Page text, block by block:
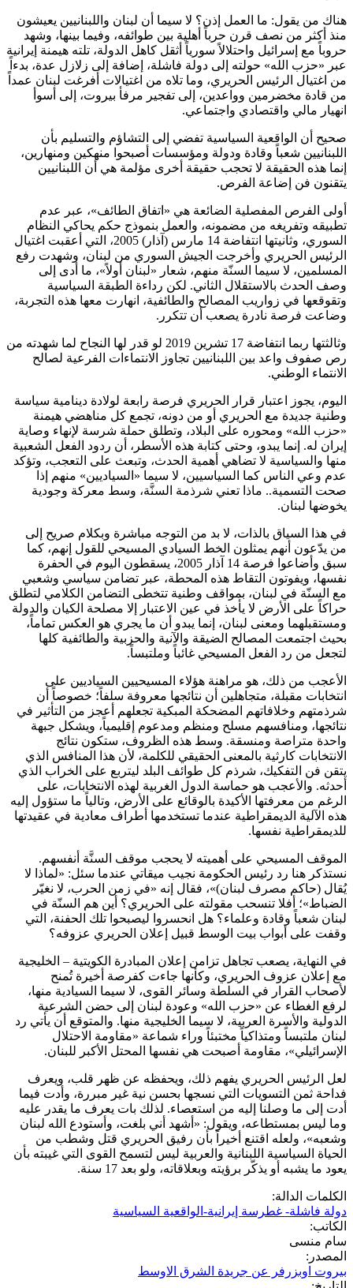
هناك من يقول: ما العمل إذن؟ لا سيما أن لبنان واللبنانيين يعيشون
منذ أكثر من نصف قرن حرباً أهلية بين طوائفه، وفيما بينها، وشهد
حروباً مع إسرائيل واحتلالاً سورياً أثقل كاهل الدولة، تلته هيمنة إيرانية
عبر «حزب الله» حولته إلى دولة فاشلة، إضافة إلى زلازل عدة، بدءاً
من اغتيال الرئيس الحريري، وما تلاه من اغتيالات أفرغت لبنان عمداً
من قادة مخضرمين وواعدين، إلى تفجير مرفأ بيروت، إلى أسوأ
انهيار مالي واقتصادي واجتماعي.
صحيح أن الواقعية السياسية تفضي إلى التشاؤم والتسليم بأن
اللبنانيين شعباً وقادة ودولة ومؤسسات أصبحوا منهكين ومنهارين،
إنما هذه الحقيقة لا تحجب حقيقة أخرى مؤلمة هي أن اللبنانيين
يتقنون فن إضاعة الفرص.
أولى الفرص المفصلية الضائعة هي «اتفاق الطائف»، عبر عدم
تطبيقه وتفريغه من مضمونه، والعمل بنموذج حكم يحاكي النظام
السوري، وثانيتها انتفاضة 14 مارس (آذار) 2005، التي أعقبت اغتيال
الرئيس الحريري وأخرجت الجيش السوري من لبنان، وشهدت رفع
المسلمين، لا سيما السنّة منهم، شعار «لبنان أولاً»، ما أدى إلى
وصف الحدث بالاستقلال الثاني. لكن رداءة الطبقة السياسية
وتقوقعها في زواريب المصالح والطائفية، انهارت معها هذه التجربة،
وضاعت فرصة نادرة يصعب أن تتكرر.
وثالثتها ربما انتفاضة 17 تشرين 2019 لو قدر لها النجاح لما شهدته من
رص صفوف واعد بين اللبنانيين تجاوز الانتماءات الفرعية لصالح
الانتماء الوطني.
اليوم، يجوز اعتبار قرار الحريري فرصة رابعة لولادة دينامية سياسة
وطنية جديدة مع الحريري أو من دونه، تجمع كل مناهضي هيمنة
«حزب الله» ومحوره على البلاد، وتطلق حملة شرسة لإنهاء وصاية
إيران له. إنما يبدو، وحتى كتابة هذه الأسطر، أن ردود الفعل الشعبية
منها والسياسية لا تضاهي أهمية الحدث، وتبعث على التعجب، وتؤكد
عدم وعي الناس كما السياسيين، لا سيما «السياديين» منهم إذا
صحت التسمية.. ماذا تعني شرذمة السنَّة، وسط معركة وجودية
يخوضها لبنان.
في هذا السياق بالذات، لا بد من التوجه مباشرة وبكلام صريح إلى
من يدّعون أنهم يمثلون الخط السيادي المسيحي للقول إنهم، كما
سبق وأضاعوا فرصة 14 آذار 2005، يسقطون اليوم في الحفرة
نفسها، ويفوتون التقاط هذه المحطة، عبر تضامن سياسي وشعبي
مع السنّة في لبنان، بمواقف وطنية تتخطى التضامن الكلامي لتطلق
حراكاً على الأرض لا يأخذ في عين الاعتبار إلا مصلحة الكيان والدولة
ومستقبلهما ومعنى لبنان، إنما يبدو أن ما يجري هو العكس تماماً،
بحيث اجتمعت المصالح الضيقة والآنية والحزبية والطائفية كلها
لتجعل من رد الفعل المسيحي غائباً وملتبساً.
الأعجب من ذلك، هو مراهنة هؤلاء المسيحيين السياديين على
انتخابات مقبلة، متجاهلين أن نتائجها معروفة سلفاً؛ خصوصاً أن
شرذمتهم وخلافاتهم المضحكة المبكية تجعلهم أعجز من التأثير في
نتائجها، ومنافسهم مسلح ومنظم ومدعوم إقليمياً، ويشكل جبهة
واحدة متراصة ومنسقة. وسط هذه الظروف، ستكون نتائج
الانتخابات كارثية بالمعنى الحقيقي للكلمة، لأن هذا المنافس الذي
يتقن فن التفكيك، شرذم كل طوائف البلد ليتربع على الخراب الذي
أحدثه. والأعجب هو حماسة الدول الغربية لهذه الانتخابات، على
الرغم من معرفتها الأكيدة بالوقائع على الأرض، وتالياً ما ستؤول إليه
هذه الآلية الديمقراطية عندما تستخدمها أطراف معادية في عقيدتها
للديمقراطية نفسها.
الموقف المسيحي على أهميته لا يحجب موقف السنَّة أنفسهم.
نستذكر هنا رد رئيس الحكومة نجيب ميقاتي عندما سئل: «لماذا لا
يُقال (حاكم مصرف لبنان)»، فقال إنه «في زمن الحرب، لا نغيّر
الضباط»؛ أفلا تنسحب مقولته على الحريري؟ أين هم السنّة في
لبنان شعباً وقادة وعلماء؟ هل انحسروا ليصبحوا تلك الحفنة، التي
وقفت على أبواب بيت الوسط قبيل إعلان الحريري عزوفه؟
في النهاية، يصعب تجاهل تزامن إعلان المبادرة الكويتية – الخليجية
مع إعلان عزوف الحريري، وكأنها جاءت كفرصة أخيرة تُمنح
لأصحاب القرار في السلطة وسائر القوى، لا سيما السيادية منها،
لرفع الغطاء عن «حزب الله» وعودة لبنان إلى حضن الشرعية
الدولية والأسرة العربية، لا سيما الخليجية منها. والمتوقع أن يأتي رد
لبنان ملتبساً ومتذاكياً مختبئاً وراء شماعة «مقاومة الاحتلال
الإسرائيلي»، مقاومة أصبحت هي نفسها المحتل الأكبر للبنان.
لعل الرئيس الحريري يفهم ذلك، ويحفظه عن ظهر قلب، ويعرف
فداحة ثمن التسويات التي نسجها بحسن نية غير مبررة، وأدت فيما
أدت إلى ما وصلنا إليه من استعصاء. لذلك بات يعرف ما يقدر عليه
وما ليس بمستطاعه، ويقول: «أشهد أني بلغت، وأستودع الله لبنان
وشعبه»، ولعله اقتنع أخيراً بأن رفيق الحريري قتل وشطب من
الحياة السياسية اللبنانية والعربية ليس لتسمح القوى التي غيبته بأن
يعود ما يشبه أو يذكّر برؤيته وبعلاقاته، ولو بعد 17 سنة.
الكلمات الدالة:
دولة فاشلة- غطرسة إيرانية-الواقعية السياسية
الكاتب:
سام منسى
المصدر:
بيروت اوبزرفر عن جريدة الشرق الاوسط